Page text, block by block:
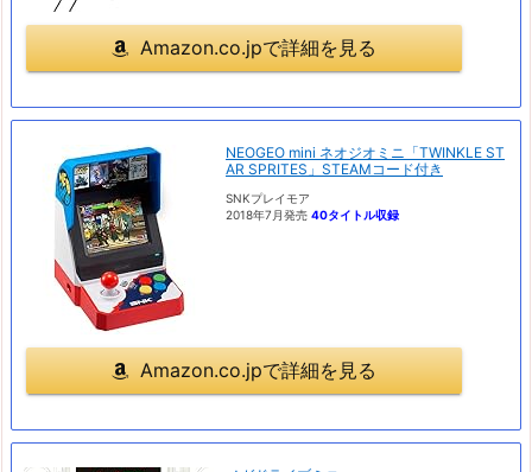
Amazon.co.jpで詳細を見る
NEOGEO mini ネオジオミニ「TWINKLE ST
AR SPRITES」STEAMコード付き
SNKプレイモア
2018年7月発売 40タイトル収録
Amazon.co.jpで詳細を見る